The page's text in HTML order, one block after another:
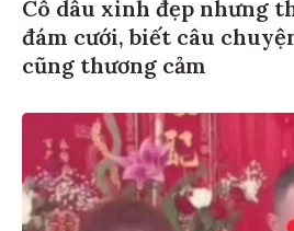
đám cưới, biết câu
cũng thương cảm